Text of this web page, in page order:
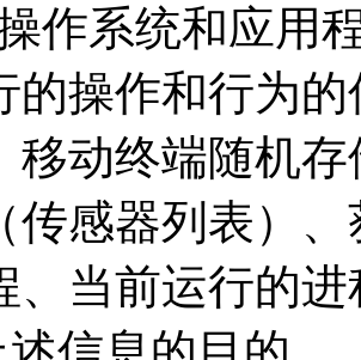
作系统和应用
的操作和行为
移动终端随机
传感器列表）
、当前运行的进